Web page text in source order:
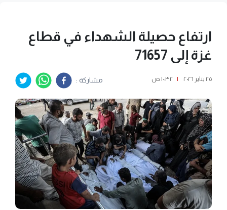
ارتفاع حصيلة الشهداء في قطاع
غزة إلى 71657
٢٥ يناير ٢٠٢٦ | ١٠:٣٢ ص مشاركة :